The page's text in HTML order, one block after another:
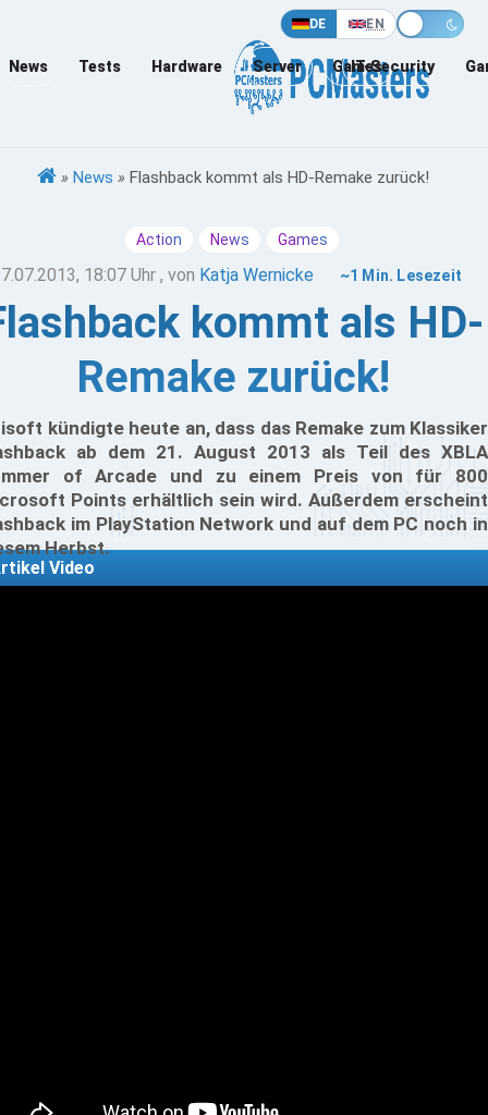
DE EN
News Tests Hardware Server Games
IT-Security
» News » Flashback kommt als HD-Remake zurück!
Action News Games
18:07 Uhr , von Katja Wernicke ~1 Min. Lesezeit
kommt als HD-
Remake zurück!
kündigte heute an, dass das Remake zum Klassiker
ab dem 21. August 2013 als Teil des XBLA
of Arcade und zu einem Preis von für 800
Points erhältlich sein wird. Außerdem erscheint
im PlayStation Network und auf dem PC noch in
Herbst.
Video